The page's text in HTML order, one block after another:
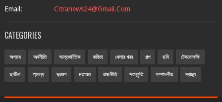
Email: Citranews24@gmail.com
CATEGORIES
অপরাধ অর্থনীতি আন্তর্জাতিক কবিতা খেলার খবর গল্প ছবি টেকনোলজি
দুর্ঘটনা প্রবন্ধ ভ্রমণ মতামত রাজনীতি সংস্কৃতি সম্পাদকীয় স্বাস্থ্য